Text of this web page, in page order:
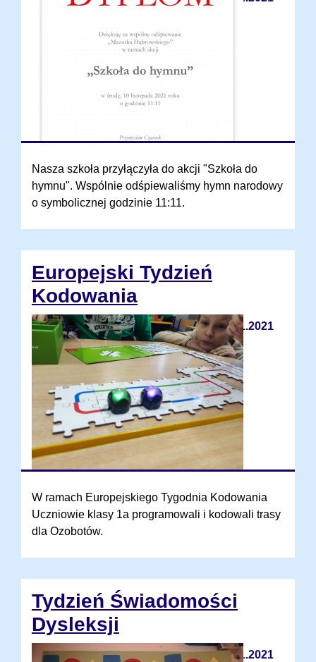
Nasza szkoła przyłączyła do akcji "Szkoła do
hymnu". Wspólnie odśpiewaliśmy hymn narodowy
o symbolicznej godzinie 11:11.
Europejski Tydzień
Kodowania
06.11.2021
W ramach Europejskiego Tygodnia Kodowania
Uczniowie klasy 1a programowali i kodowali trasy
dla Ozobotów.
Tydzień Świadomości
Dysleksji
03.11.2021